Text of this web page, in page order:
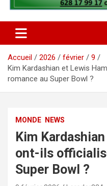
Accueil 2026 février
9
Kim Kardashian et Lewis
romance au Super Bowl ?
MONDE NEWS
Kim
ont-ils
Super Bowl ?